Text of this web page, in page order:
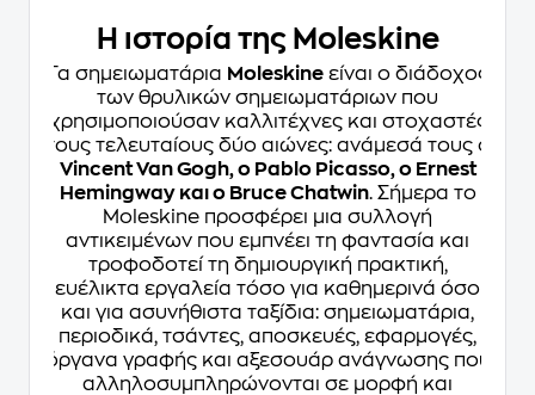
Η ιστορία της Moleskine
Τα σημειωματάρια Moleskine είναι ο διάδοχος
των θρυλικών σημειωματάριων που
χρησιμοποιούσαν καλλιτέχνες και στοχαστές
τους τελευταίους δύο αιώνες: ανάμεσά τους ο
Vincent Van Gogh, ο Pablo Picasso, ο Ernest
Hemingway και ο Bruce Chatwin. Σήμερα το
Moleskine προσφέρει μια συλλογή
αντικειμένων που εμπνέει τη φαντασία και
τροφοδοτεί τη δημιουργική πρακτική,
ευέλικτα εργαλεία τόσο για καθημερινά όσο
και για ασυνήθιστα ταξίδια: σημειωματάρια,
περιοδικά, τσάντες, αποσκευές, εφαρμογές,
όργανα γραφής και αξεσουάρ ανάγνωσης που
αλληλοσυμπληρώνονται σε μορφή και